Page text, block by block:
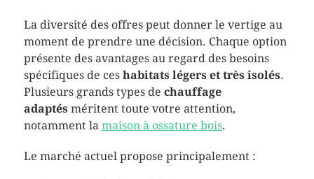
La diversité des offres peut donner le vertige au
moment de prendre une décision. Chaque option
présente des avantages au regard des besoins
spécifiques de ces habitats légers et très isolés.
Plusieurs grands types de chauffage
adaptésméritent toute votre attention,
notamment la maison à ossature bois.
Le marché actuel propose principalement :